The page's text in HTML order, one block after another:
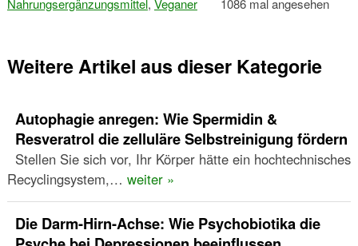
Weitere Artikel aus dieser Kategorie
Autophagie anregen: Wie Spermidin &
Resveratrol die zelluläre Selbstreinigung fördern
Stellen Sie sich vor, Ihr Körper hätte ein hochtechnisches
Recyclingsystem,… weiter »
Die Darm-Hirn-Achse: Wie Psychobiotika die